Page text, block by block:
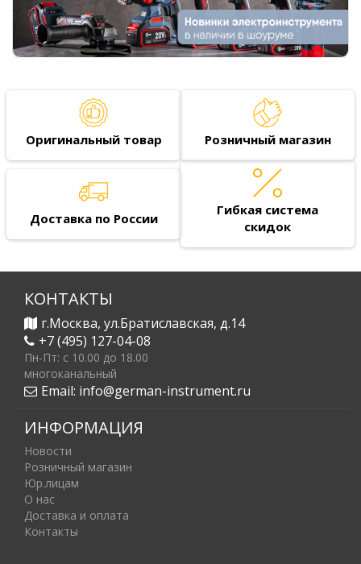
Оригинальный товар Розничный магазин
Доставка по России
Гибкая система
скидок
КОНТАКТЫ
г.Москва, ул.Братиславская, д.14
+7 (495) 127-04-08
Пн-Пт: c 10.00 до 18.00
многоканальный
Email: info@german-instrument.ru
ИНФОРМАЦИЯ
Новости
Розничный магазин
Юр.лицам
О нас
Доставка и оплата
Контакты